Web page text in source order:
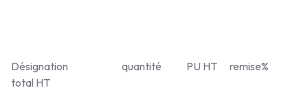
Désignation quantité PU HT remise%
total HT